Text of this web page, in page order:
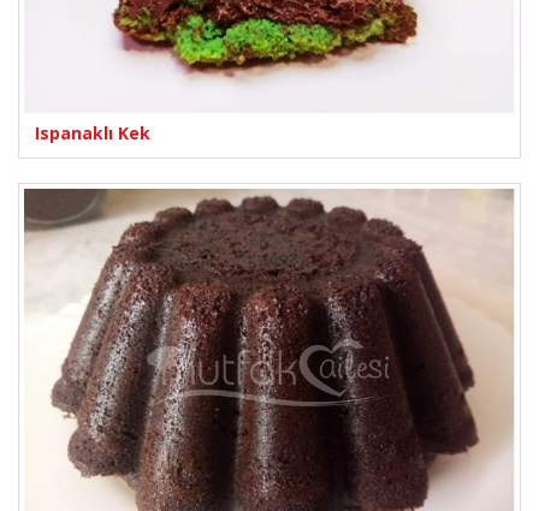
Ispanaklı Kek